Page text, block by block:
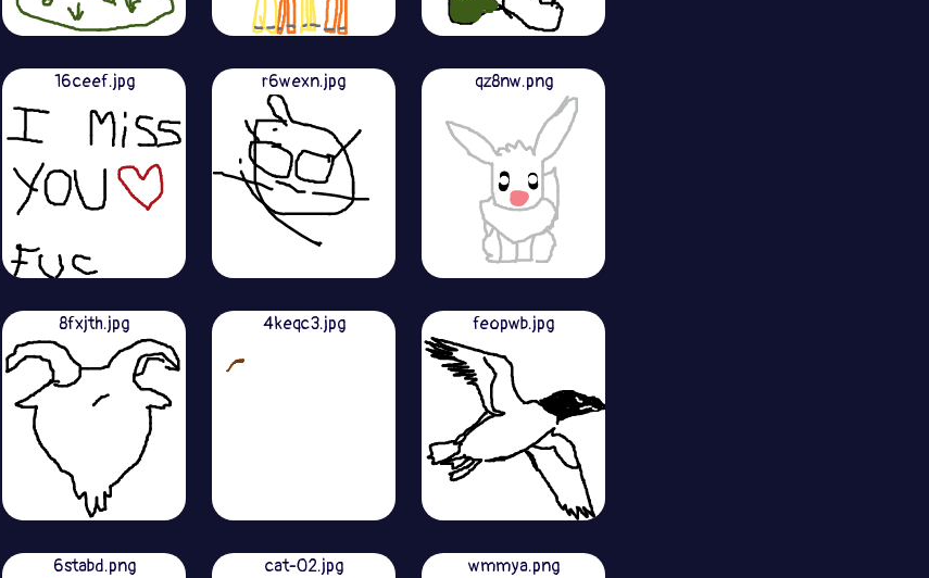
16ceef.jpg r6wexn.jpg qz8nw.png
8fxjth.jpg 4keqc3.jpg feopwb.jpg
6stabd.png cat-02.jpg wmmya.png